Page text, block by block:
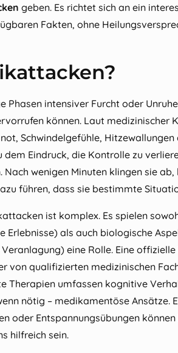
geben. Es richtet sich an ein
Fakten, ohne
Phasen intensiver Furcht oder
können. Laut medizinischer
Schwindelgefühle, Hitzewallungen
Eindruck, die Kontrolle zu
wenigen Minuten klingen sie
führen, dass sie bestimmte
ist komplex. Es spielen
Erlebnisse) als auch biologische
eine Rolle. Eine
von qualifizierten medizinischen
Therapien umfassen kognitive
nötig – medikamentöse Ansätze.
oder Entspannungsübungen
hilfreich sein.